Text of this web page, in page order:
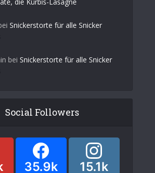
Snickerstorte für alle Snicker
bei Snickerstorte für alle Snicker
Social Followers
35.9k 15.1k